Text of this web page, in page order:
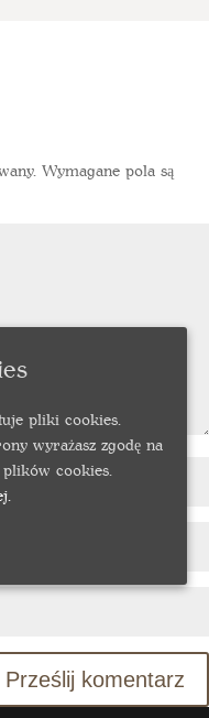
Wymagane pola są
pliki cookies.
wyrażasz zgodę na
cookies.